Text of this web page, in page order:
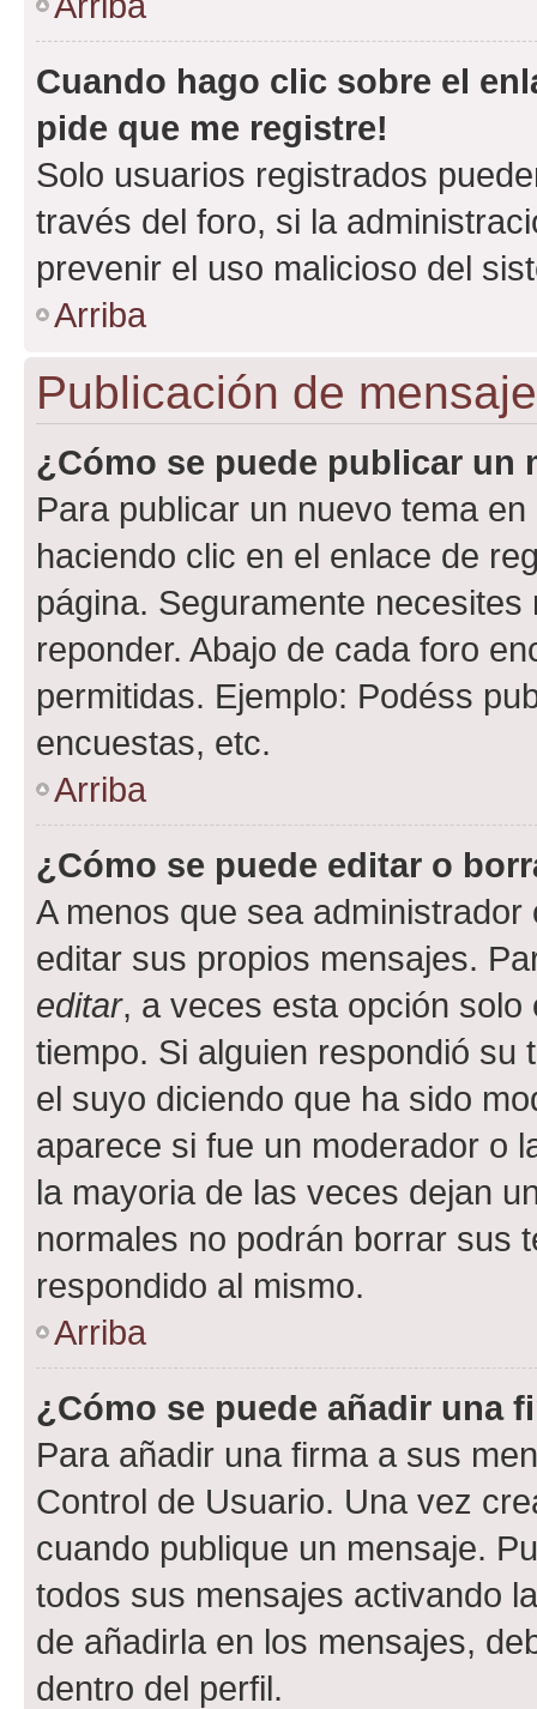
Cuando hago clic sobre el
pide que me registre!
Solo usuarios registrados
través del foro, si la
prevenir el uso malicioso del
Arriba
Publicación de
¿Cómo se puede publicar un
Para publicar un nuevo tema
haciendo clic en el enlace de
página. Seguramente
reponder. Abajo de cada foro
permitidas. Ejemplo: Podéss
encuestas, etc.
Arriba
¿Cómo se puede editar o
A menos que sea
editar sus propios mensajes.
editar, a veces esta opción
tiempo. Si alguien respondió su
el suyo diciendo que ha sido
aparece si fue un moderador o
la mayoria de las veces dejan
normales no podrán borrar sus
respondido al mismo.
Arriba
¿Cómo se puede añadir una
Para añadir una firma a sus
Control de Usuario. Una vez
cuando publique un mensaje.
todos sus mensajes activando
de añadirla en los mensajes,
dentro del perfil.